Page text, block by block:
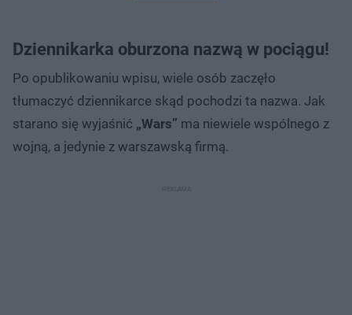
Dziennikarka oburzona nazwą w pociągu!
Po opublikowaniu wpisu, wiele osób zaczęło
tłumaczyć dziennikarce skąd pochodzi ta nazwa. Jak
starano się wyjaśnić „Wars” ma niewiele wspólnego z
wojną, a jedynie z warszawską firmą.